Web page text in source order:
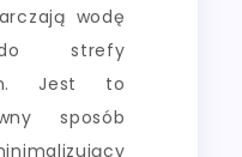
wodę
do strefy
Jest to
sposób